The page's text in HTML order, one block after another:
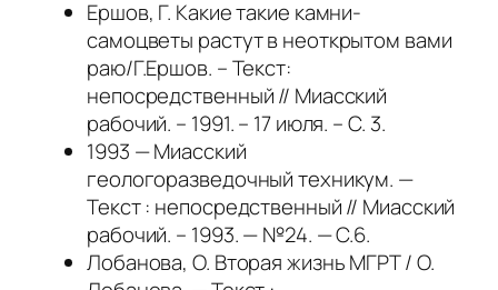
Ершов, Г. Какие такие камни-
самоцветы растут в неоткрытом вами
раю/Г.Ершов. – Текст:
непосредственный // Миасский
рабочий. – 1991. – 17 июля. – С. 3.
1993 — Миасский
геологоразведочный техникум. —
Текст : непосредственный // Миасский
рабочий. – 1993. — №24. — С.6.
Лобанова, О. Вторая жизнь МГРТ / О.